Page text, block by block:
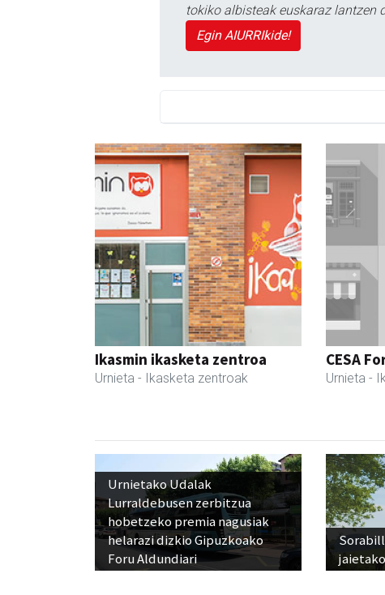
tokiko albisteak euskaraz lantzen
Egin AIURRIkide!
Ikasmin ikasketa zentroa
Urnieta - Ikasketa zentroak
CESA
Urnieta -
Urnietako Udalak
Lurraldebusen zerbitzua
hobetzeko premia nagusiak
helarazi dizkio Gipuzkoako
Foru Aldundiari